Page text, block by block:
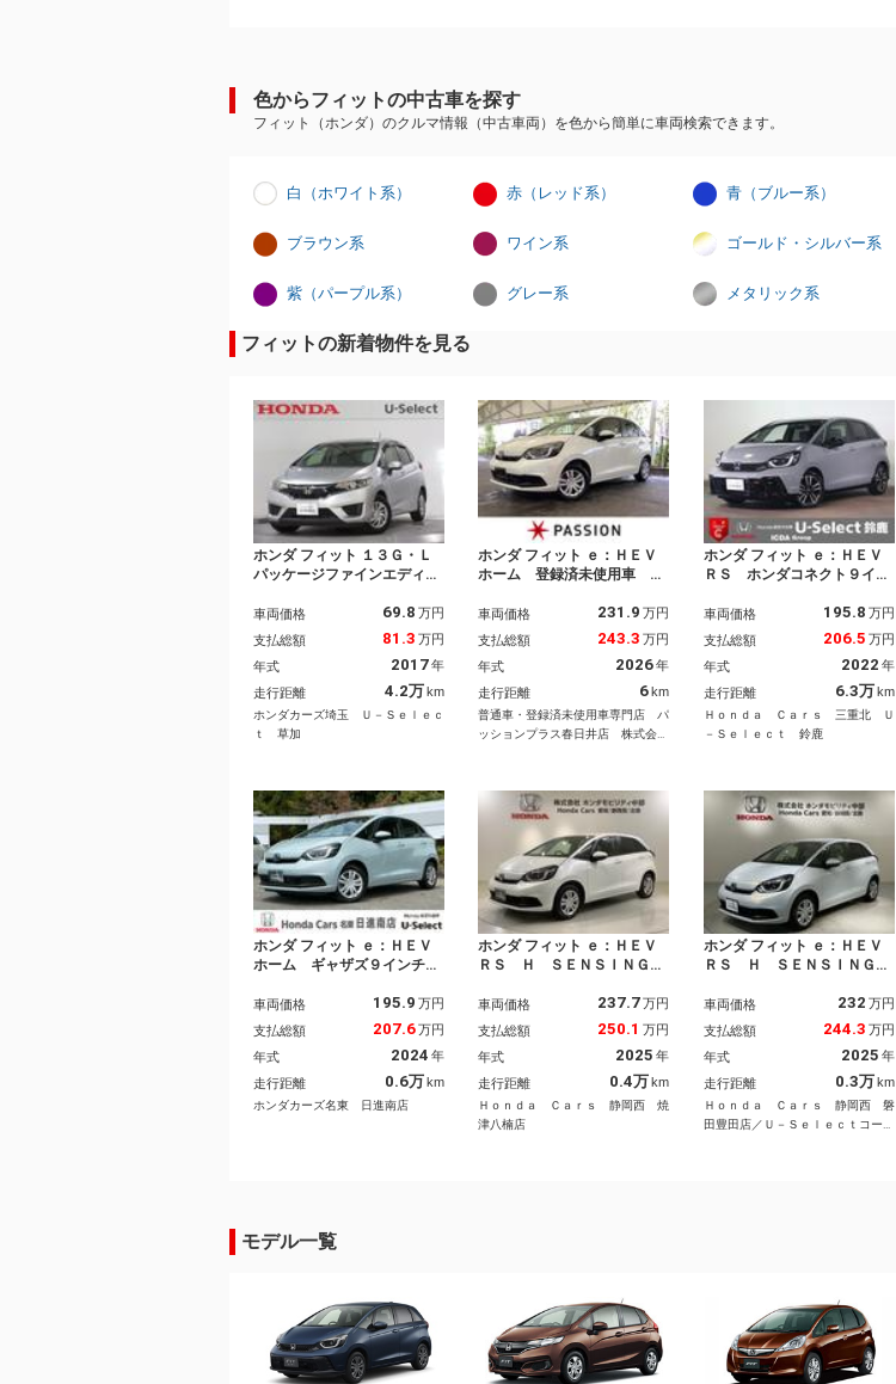
色からフィットの中古車を探す
フィット（ホンダ）のクルマ情報（中古車両）を色から簡単に車両検索できます。
白（ホワイト系） 赤（レッド系） 青（ブルー系）
ブラウン系 ワイン系 ゴールド・シルバー系
紫（パープル系） グレー系 メタリック系
フィットの新着物件を見る
ホンダ フィット １３Ｇ・Ｌ
パッケージファインエディシ
車 当社点検パック実施済
車 ディスプレーオーディ
オ ワンセグＴＶ ＣＤ バ
ックカメラ 衝突軽減ブレー
キ ＬＥＤヘッドライト オ
ートライト クルーズコント
ロール アイドリングストッ
車両価格 69.8 万円
支払総額 81.3 万円
年式 2017年
走行距離 4.2万km
ホンダカーズ埼玉 Ｕ－Ｓｅｌｅｃ
ｔ 草加
ホンダ フィット ｅ：ＨＥＶ
ホーム 登録済未使用車 Ｈ
ィスプレー＋ＥＴＣ２．０車
載器 衝突被害軽減ブレー
キ コーナーセンサー スマ
ートキー アダクティブクル
ーズコントロール ＬＥＤヘ
ッドライト シートヒーター
車両価格 231.9 万円
支払総額 243.3 万円
年式 2026 年
走行距離 6 km
普通車・登録済未使用車専門店 パ
ッションプラス春日井店 株式会社
ホンダ フィット ｅ：ＨＥＶ
ＲＳ ホンダコネクト９イン
トゥース バックカメラ Ｌ
ＥＤオートライト オートハ
イビーム ＥＴＣ２．０ 禁
煙車 ホンダセンシング パ
ーキングセンサー ドラレコ
前 ハーフレザーシート
車両価格 195.8 万円
支払総額 206.5 万円
年式 2022 年
走行距離 6.3万km
Ｈｏｎｄａ Ｃａｒｓ 三重北 Ｕ
－Ｓｅｌｅｃｔ 鈴鹿
ホンダ フィット ｅ：ＨＥＶ
ホーム ギャザズ９インチナ
Ｃ／ＬＥＤヘッドライト／サ
イドエアバック／オートリト
ラミラー／スマートキー／リ
アカメラ／電子パーキング／
ブレーキホールド／コンビシ
ート／パーキングセンサー／
車両価格 195.9 万円
支払総額 207.6万円
年式 2024 年
走行距離 0.6万km
ホンダカーズ名東 日進南店
ホンダ フィット ｅ：ＨＥＶ
ＲＳ Ｈ ＳＥＮＳＩＮＧ
ナ－ 純正ナビ ＴＶ Ｒカ
メラ マルチビュ－ ＢＴオ
－ディオ ＥＴＣ ＬＥＤラ
イト ＶＳＡ クルコン ス
マ－トキ－ 盗難防止装置
整備記録簿 ＡＡＣ 禁煙
車両価格 237.7 万円
支払総額 250.1 万円
年式 2025 年
走行距離 0.4万 km
Ｈｏｎｄａ Ｃａｒｓ 静岡西 焼
津八楠店
ホンダ フィット ｅ：ＨＥＶ
ＲＳ Ｈ ＳＥＮＳＩＮＧ
ナ－ ナビＬＸＭ－２４２Ｚ
ＦＮｉ ＴＶ Ｒカメラ Ｂ
Ｔオ－ディオ ＥＴＣ ＬＥ
Ｄライト ＶＳＡ シ－トヒ
－タ－ クルコン スマ－ト
キ－ 盗難防止装置 禁煙
車両価格 232 万円
支払総額 244.3 万円
年式 2025 年
走行距離 0.3万km
Ｈｏｎｄａ Ｃａｒｓ 静岡西 磐
田豊田店／Ｕ－Ｓｅｌｅｃｔコーナ
モデル一覧